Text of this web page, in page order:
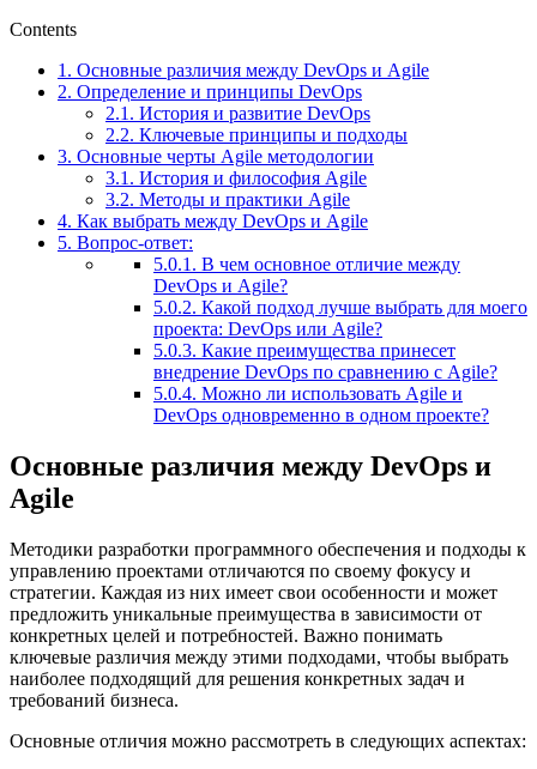
Contents
1. Основные различия между DevOps и Agile
2. Определение и принципы DevOps
2.1. История и развитие DevOps
2.2. Ключевые принципы и подходы
3. Основные черты Agile методологии
3.1. История и философия Agile
3.2. Методы и практики Agile
4. Как выбрать между DevOps и Agile
5. Вопрос-ответ:
5.0.1. В чем основное отличие между
DevOps и Agile?
5.0.2. Какой подход лучше выбрать для моего
проекта: DevOps или Agile?
5.0.3. Какие преимущества принесет
внедрение DevOps по сравнению с Agile?
5.0.4. Можно ли использовать Agile и
DevOps одновременно в одном проекте?
Основные различия между DevOps и
Agile
Методики разработки программного обеспечения и подходы к
управлению проектами отличаются по своему фокусу и
стратегии. Каждая из них имеет свои особенности и может
предложить уникальные преимущества в зависимости от
конкретных целей и потребностей. Важно понимать
ключевые различия между этими подходами, чтобы выбрать
наиболее подходящий для решения конкретных задач и
требований бизнеса.
Основные отличия можно рассмотреть в следующих аспектах: